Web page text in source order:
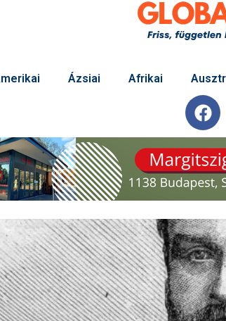
Ázsiai Afrikai